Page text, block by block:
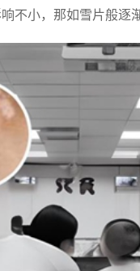
不小，那如雪片般逐